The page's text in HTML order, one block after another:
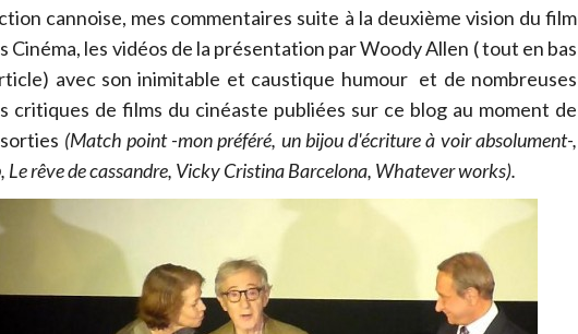
cannoise, mes commentaires suite à la deuxième vision du film
Cinéma, les vidéos de la présentation par Woody Allen ( tout en bas
avec son inimitable et caustique humour et de nombreuses
critiques de films du cinéaste publiées sur ce blog au moment de
(Match point -mon préféré, un bijou d'écriture à voir absolument-,
Le rêve de cassandre, Vicky Cristina Barcelona, Whatever works).